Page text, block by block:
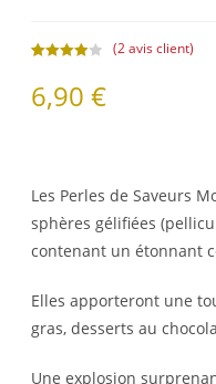
sur 5
basé
(2avis client)
6,90€
Les Perles de Saveurs
sphères gélifiées
contenant un étonnant
Elles apporteront une
gras, desserts au
Une explosion